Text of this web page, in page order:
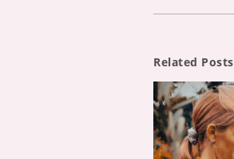
Related Posts